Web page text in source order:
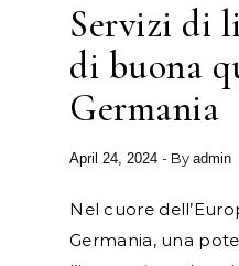
Servizi di
di buona
Germania
April 24, 2024 - Byadmin
Nel cuore dell’Europa si trova la
Germania, una